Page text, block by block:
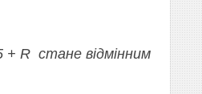
+ R стане відмінним